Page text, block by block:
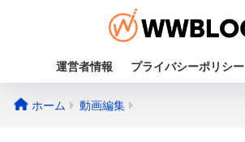
運営者情報 プライバシーポリシー
ホーム 動画編集